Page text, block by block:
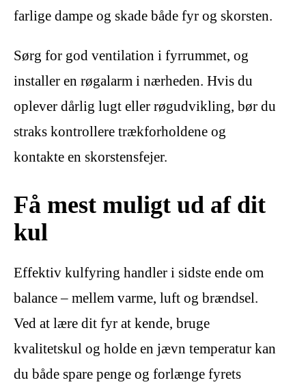
farlige dampe og skade både fyr og skorsten.
Sørg for god ventilation i fyrrummet, og
installer en røgalarm i nærheden. Hvis du
oplever dårlig lugt eller røgudvikling, bør du
straks kontrollere trækforholdene og
kontakte en skorstensfejer.
Få mest muligt ud af dit
kul
Effektiv kulfyring handler i sidste ende om
balance – mellem varme, luft og brændsel.
Ved at lære dit fyr at kende, bruge
kvalitetskul og holde en jævn temperatur kan
du både spare penge og forlænge fyrets